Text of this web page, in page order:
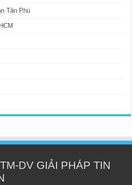
Tân Phú
DV GIẢI PHÁP TIN